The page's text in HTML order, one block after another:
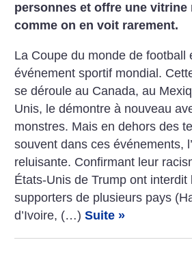
personnes et offre une vitrine
comme on en voit rarement.
La Coupe du monde de football
événement sportif mondial.
se déroule au Canada, au
Unis, le démontre à nouveau
­monstres. Mais en dehors des
souvent dans ces événements,
reluisante. Confirmant leur
États-Unis de Trump ont interdit
supporters de plusieurs pays
d’Ivoire, (…)Suite »